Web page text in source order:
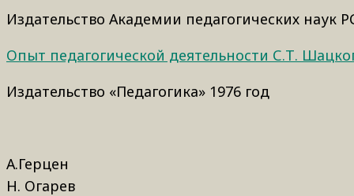
Издательство Академии педагогических наук
Опыт педагогической деятельности С.Т.
Издательство «Педагогика» 1976 год
А.Герцен
Н. Огарев